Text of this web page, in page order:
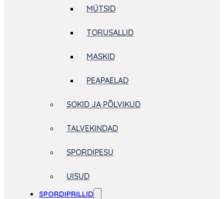
MÜTSID
TORUSALLID
MASKID
PEAPAELAD
SOKID JA PÕLVIKUD
TALVEKINDAD
SPORDIPESU
UISUD
SPORDIPRILLID